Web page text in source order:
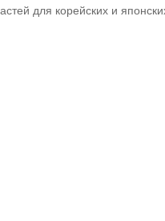
для корейских и